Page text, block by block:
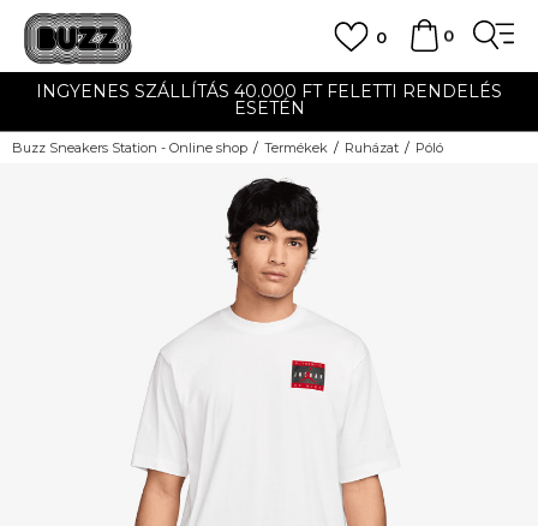
0
0
INGYENES SZÁLLÍTÁS 40.000 FT FELETTI RENDELÉS
ESETÉN
Buzz Sneakers Station - Online shop Termékek Ruházat Póló